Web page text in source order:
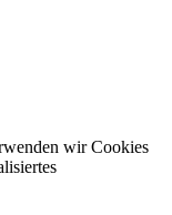
wir Cookies